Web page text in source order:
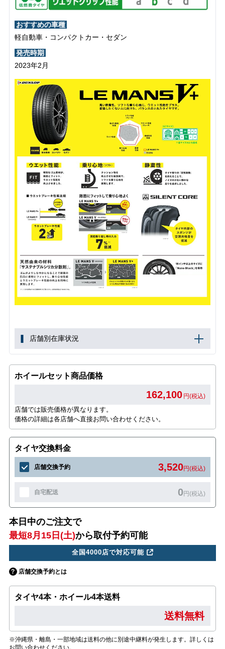
おすすめの車種
軽自動車・コンパクトカー・セダン
発売時期
2023年2月
店舗別在庫状況
ホイールセット商品価格
162,100 円(税込)
店舗では販売価格が異なります。
価格の詳細は各店舗へ直接お問い合わせください。
タイヤ交換料金
店舗交換予約 3,520円(税込)
自宅配送 0円(税込)
本日中のご注文で
最短8月15日(土)から取付予約可能
全国4000店で対応可能
店舗交換予約とは
タイヤ4本・ホイール4本送料
送料無料
※沖縄県・離島・一部地域は送料の他に別途中継料が発生します。詳しくは
お問い合わせください。